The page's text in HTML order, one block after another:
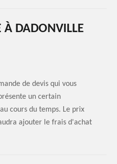
À DADONVILLE
de devis qui vous
un certain
cours du temps. Le prix
ajouter le frais d'achat